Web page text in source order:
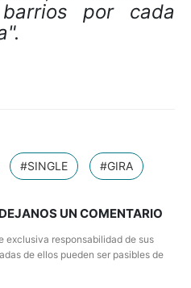
por cada
#SINGLE #GIRA
UN COMENTARIO
exclusiva responsabilidad de sus
de ellos pueden ser pasibles de